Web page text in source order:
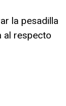
la pesadilla
al respecto